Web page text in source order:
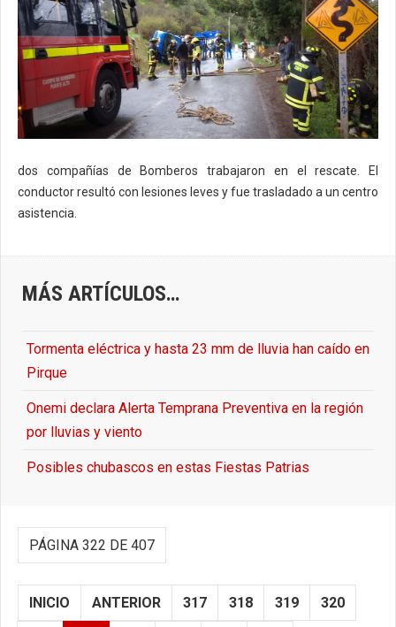
dos compañías de Bomberos trabajaron en el rescate. El
conductor resultó con lesiones leves y fue trasladado a un centro
asistencia.
MÁS ARTÍCULOS…
Tormenta eléctrica y hasta 23 mm de lluvia han caído en
Pirque
Onemi declara Alerta Temprana Preventiva en la región
por lluvias y viento
Posibles chubascos en estas Fiestas Patrias
PÁGINA 322 DE 407
INICIO ANTERIOR 317 318 319 320